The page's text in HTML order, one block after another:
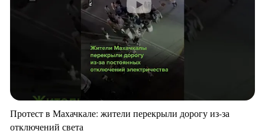
Протест в Махачкале: жители перекрыли дорогу из-за
отключений света